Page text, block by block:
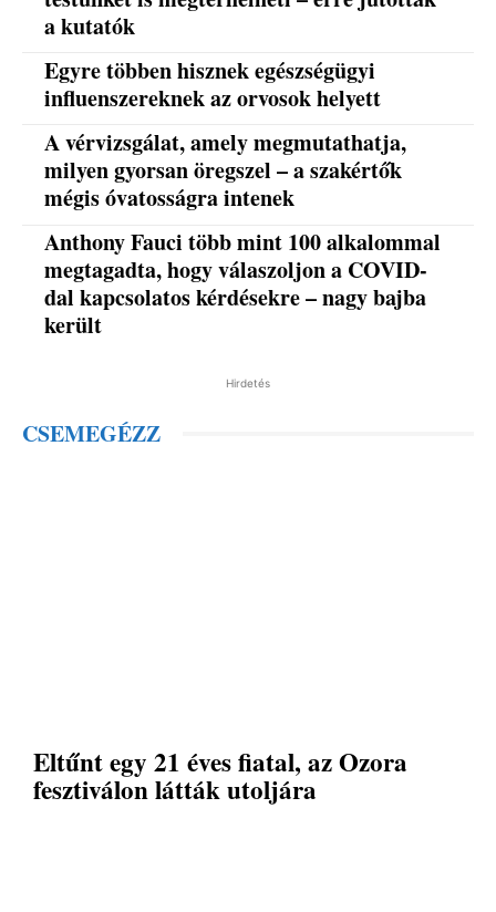
a kutatók
Egyre többen hisznek egészségügyi
influenszereknek az orvosok helyett
A vérvizsgálat, amely megmutathatja,
milyen gyorsan öregszel – a szakértők
mégis óvatosságra intenek
Anthony Fauci több mint 100 alkalommal
megtagadta, hogy válaszoljon a COVID-
dal kapcsolatos kérdésekre – nagy bajba
került
Hirdetés
CSEMEGÉZZ
Eltűnt egy 21 éves fiatal, az Ozora
fesztiválon látták utoljára